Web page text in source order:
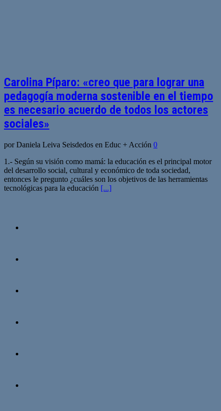
Carolina Píparo: «creo que para lograr una
pedagogía moderna sostenible en el tiempo
es necesario acuerdo de todos los actores
sociales»
por Daniela Leiva Seisdedos en Educ + Acción 0
1.- Según su visión como mamá: la educación es el principal motor
del desarrollo social, cultural y económico de toda sociedad,
entonces le pregunto ¿cuáles son los objetivos de las herramientas
tecnológicas para la educación [...]